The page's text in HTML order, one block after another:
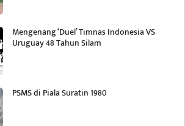
Mengenang ‘Duel’ Timnas Indonesia VS
Uruguay 48 Tahun Silam
PSMS di Piala Suratin 1980